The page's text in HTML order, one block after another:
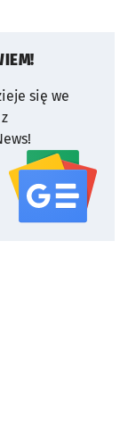
się we
serwisu